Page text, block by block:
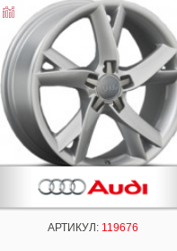
АРТИКУЛ: 119676